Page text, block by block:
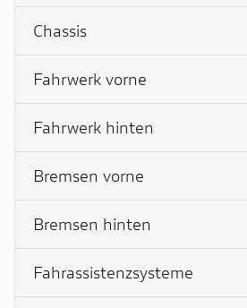
Chassis
Fahrwerk vorne
Fahrwerk hinten
Bremsen vorne
Bremsen hinten
Fahrassistenzsysteme